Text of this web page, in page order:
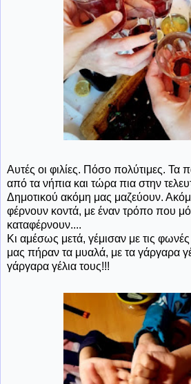
Αυτές οι φιλίες. Πόσο πολύτιμες. Τα
από τα νήπια και τώρα πια στην
Δημοτικού ακόμη μας μαζεύουν.
φέρνουν κοντά, με έναν τρόπο που
καταφέρνουν....
Κι αμέσως μετά, γέμισαν με τις
μας πήραν τα μυαλά, με τα γάργαρα
γάργαρα γέλια τους!!!